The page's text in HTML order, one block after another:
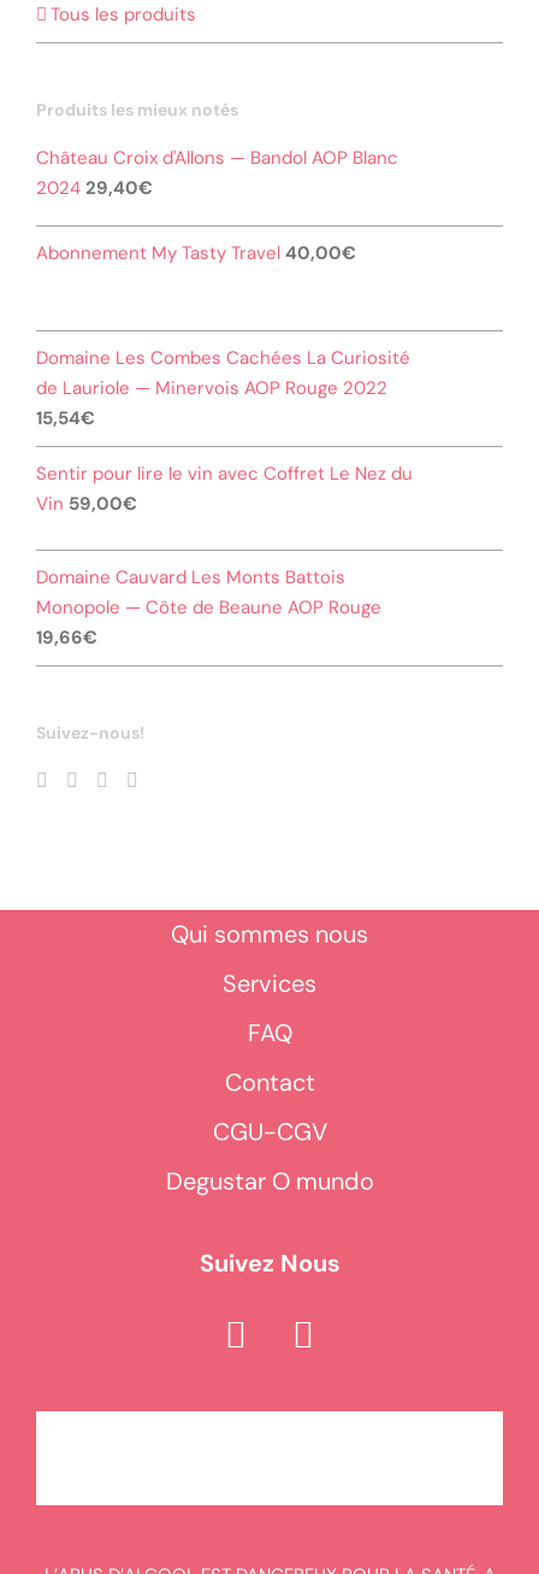
Tous les produits
Produits les mieux notés
Château Croix d'Allons — Bandol AOP Blanc
2024 29,40€
Abonnement My Tasty Travel 40,00€
Domaine Les Combes Cachées La Curiosité
de Lauriole — Minervois AOP Rouge 2022
15,54€
Sentir pour lire le vin avec Coffret Le Nez du
Vin 59,00€
Domaine Cauvard Les Monts Battois
Monopole — Côte de Beaune AOP Rouge
19,66€
Suivez-nous!
Qui sommes nous
Services
FAQ
Contact
CGU-CGV
Degustar O mundo
Suivez Nous